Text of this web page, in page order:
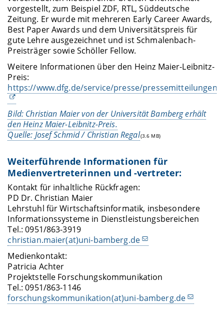
vorgestellt, zum Beispiel ZDF, RTL, Süddeutsche
Zeitung. Er wurde mit mehreren Early Career Awards,
Best Paper Awards und dem Universitätspreis für
gute Lehre ausgezeichnet und ist Schmalenbach-
Preisträger sowie Schöller Fellow.
Weitere Informationen über den Heinz Maier-Leibnitz-
Preis:
https://www.dfg.de/service/presse/
Bild: Christian Maier von der Universität Bamberg erhält
den Heinz Maier-Leibnitz-Preis.
Quelle: Josef Schmid / Christian Regal(3.6 MB)
Weiterführende Informationen für
Medienvertreterinnen und -vertreter:
Kontakt für inhaltliche Rückfragen:
PD Dr. Christian Maier
Lehrstuhl für Wirtschaftsinformatik, insbesondere
Informationssysteme in Dienstleistungsbereichen
Tel.: 0951/863-3919
christian.maier(at)uni-bamberg.de
Medienkontakt:
Patricia Achter
Projektstelle Forschungskommunikation
Tel.: 0951/863-1146
forschungskommunikation(at)uni-bamberg.de